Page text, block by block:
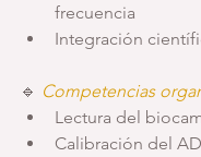
frecuencia
Integración
🔹 Competencias
Lectura del
Calibración del